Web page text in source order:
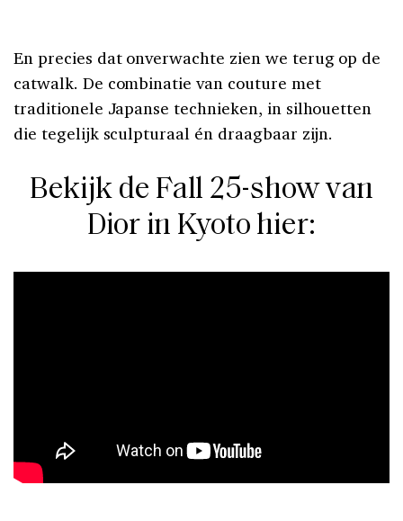
En precies dat onverwachte zien we terug op de
catwalk. De combinatie van couture met
traditionele Japanse technieken, in silhouetten
die tegelijk sculpturaal én draagbaar zijn.
Bekijk de Fall 25-show van
Dior in Kyoto hier: